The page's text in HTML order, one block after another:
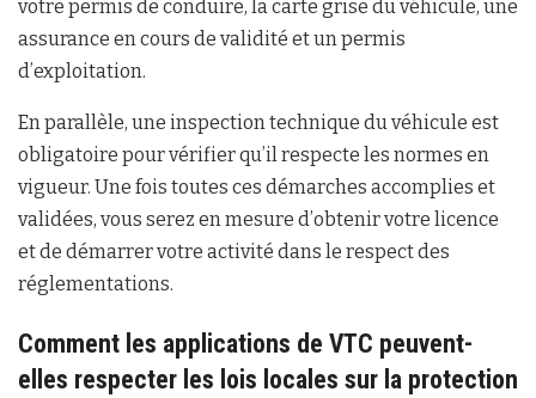
votre permis de conduire, la carte grise du véhicule, une
assurance en cours de validité et un permis
d’exploitation.
En parallèle, une inspection technique du véhicule est
obligatoire pour vérifier qu’il respecte les normes en
vigueur. Une fois toutes ces démarches accomplies et
validées, vous serez en mesure d’obtenir votre licence
et de démarrer votre activité dans le respect des
réglementations.
Comment les applications de VTC peuvent-
elles respecter les lois locales sur la protection